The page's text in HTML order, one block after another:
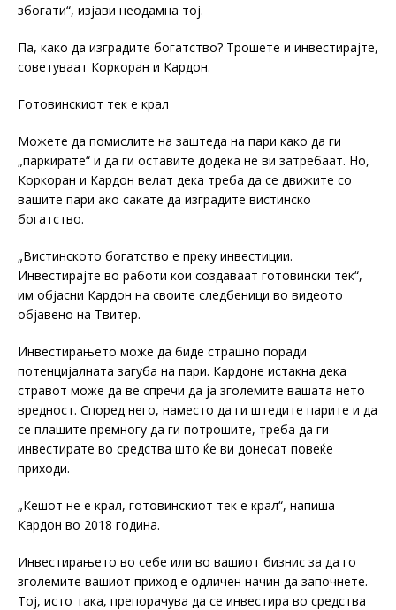
збогати“, изјави неодамна тој.
Па, како да изградите богатство? Трошете и инвестирајте,
советуваат Коркоран и Кардон.
Готовинскиот тек е крал
Можете да помислите на заштеда на пари како да ги
„паркирате“ и да ги оставите додека не ви затребаат. Но,
Коркоран и Кардон велат дека треба да се движите со
вашите пари ако сакате да изградите вистинско
богатство.
„Вистинското богатство е преку инвестиции.
Инвестирајте во работи кои создаваат готовински тек“,
им објасни Кардон на своите следбеници во видеото
објавено на Твитер.
Инвестирањето може да биде страшно поради
потенцијалната загуба на пари. Кардоне истакна дека
стравот може да ве спречи да ја зголемите вашата нето
вредност. Според него, наместо да ги штедите парите и да
се плашите премногу да ги потрошите, треба да ги
инвестирате во средства што ќе ви донесат повеќе
приходи.
„Кeшот не е крал, готовинскиот тек е крал“, напиша
Кардон во 2018 година.
Инвестирањето во себе или во вашиот бизнис за да го
зголемите вашиот приход е одличен начин да започнете.
Тој, исто така, препорачува да се инвестира во средства